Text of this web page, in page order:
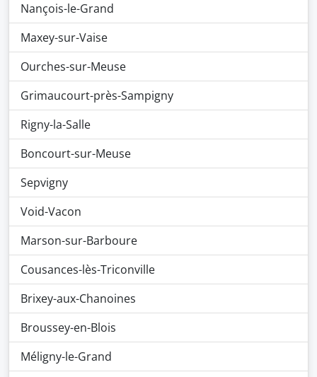
Nançois-le-Grand
Maxey-sur-Vaise
Ourches-sur-Meuse
Grimaucourt-près-Sampigny
Rigny-la-Salle
Boncourt-sur-Meuse
Sepvigny
Void-Vacon
Marson-sur-Barboure
Cousances-lès-Triconville
Brixey-aux-Chanoines
Broussey-en-Blois
Méligny-le-Grand